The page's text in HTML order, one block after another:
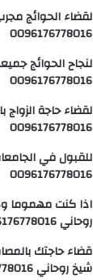
لقضاء الحوائج
0096176778016
لنجاح الحوائج
0096176778016
لقضاء حاجة
0096176778016
للقبول في
0096176778016
اذا كنت مهموما
روحاني 0096176778016
قضاء حاجتك
شيخ روحاني 0096176778016